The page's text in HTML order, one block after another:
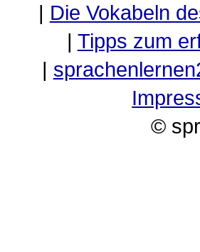
| Die Vokabeln
| Tipps zum
|
©